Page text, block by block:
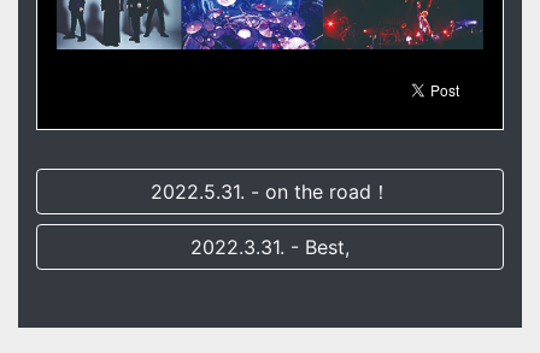
2022.5.31. - on the road！
2022.3.31. - Best,